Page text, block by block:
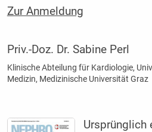
Zur Anmeldung
Priv.-Doz. Dr. Sabine Perl
Klinische Abteilung für Kardiologie,
Medizin, ­Medizinische Universität Graz
Ursprünglich